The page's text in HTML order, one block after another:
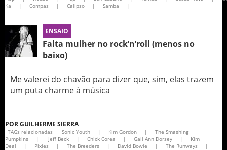
Ka
| Compas | Calipso | Samba |
ENSAIO
Falta mulher no rock’n’roll (menos no
baixo)
Me valerei do chavão para dizer que, sim, elas trazem
um puta charme à música
PORGUILHERME SIERRA
TAGs relacionadas Sonic Youth | Kim Gordon |
The Smashing
Pumpkins
| Jeff Beck | Chick Corea | Gail Ann Dorsey |
Kim
Deal
| Pixies | The Breeders | David Bowie | The Runways |